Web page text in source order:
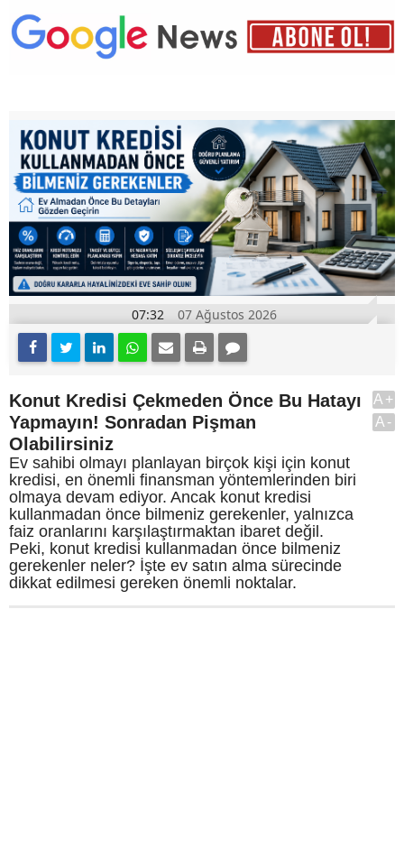
07:32 07 Ağustos 2026
Konut Kredisi Çekmeden Önce Bu Hatayı
Yapmayın! Sonradan Pişman
Olabilirsiniz
Ev sahibi olmayı planlayan birçok kişi için konut
kredisi, en önemli finansman yöntemlerinden biri
olmaya devam ediyor. Ancak konut kredisi
kullanmadan önce bilmeniz gerekenler, yalnızca
faiz oranlarını karşılaştırmaktan ibaret değil.
Peki, konut kredisi kullanmadan önce bilmeniz
gerekenler neler? İşte ev satın alma sürecinde
dikkat edilmesi gereken önemli noktalar.
A+
A-